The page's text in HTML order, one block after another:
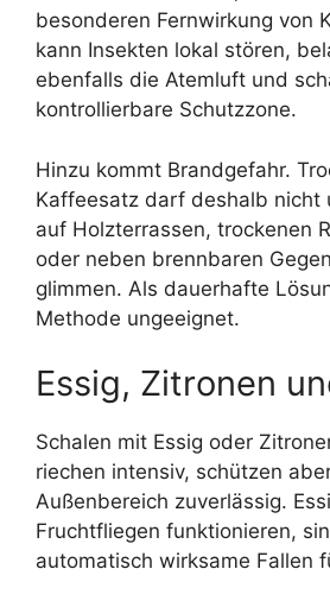
besonderen Fernwirkung von
kann Insekten lokal stören,
ebenfalls die Atemluft und
kontrollierbare Schutzzone.
Hinzu kommt Brandgefahr.
Kaffeesatz darf deshalb nicht
auf Holzterrassen, trockenen
oder neben brennbaren
glimmen. Als dauerhafte
Methode ungeeignet.
Essig, Zitronen
Schalen mit Essig oder
riechen intensiv, schützen
Außenbereich zuverlässig.
Fruchtfliegen funktionieren,
automatisch wirksame Fallen